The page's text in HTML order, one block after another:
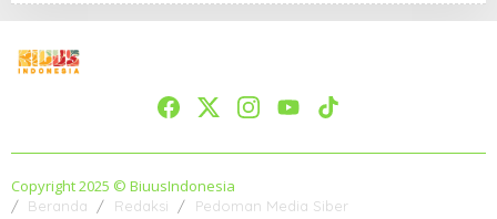
Copyright 2025 © BiuusIndonesia
Beranda Redaksi Pedoman Media Siber